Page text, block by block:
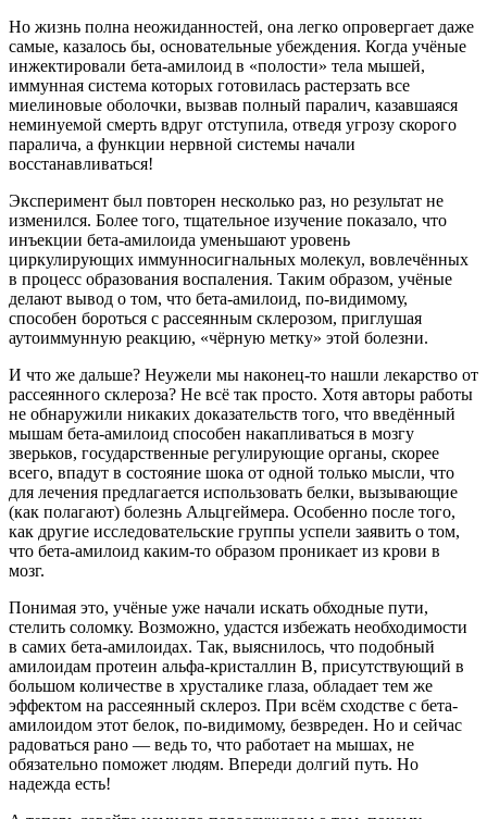
Но жизнь полна неожиданностей, она легко опровергает даже
самые, казалось бы, основательные убеждения. Когда учёные
инжектировали бета-амилоид в «полости» тела мышей,
иммунная система которых готовилась растерзать все
миелиновые оболочки, вызвав полный паралич, казавшаяся
неминуемой смерть вдруг отступила, отведя угрозу скорого
паралича, а функции нервной системы начали
восстанавливаться!
Эксперимент был повторен несколько раз, но результат не
изменился. Более того, тщательное изучение показало, что
инъекции бета-амилоида уменьшают уровень
циркулирующих иммунносигнальных молекул, вовлечённых
в процесс образования воспаления. Таким образом, учёные
делают вывод о том, что бета-амилоид, по-видимому,
способен бороться с рассеянным склерозом, приглушая
аутоиммунную реакцию, «чёрную метку» этой болезни.
И что же дальше? Неужели мы наконец-то нашли лекарство от
рассеянного склероза? Не всё так просто. Хотя авторы работы
не обнаружили никаких доказательств того, что введённый
мышам бета-амилоид способен накапливаться в мозгу
зверьков, государственные регулирующие органы, скорее
всего, впадут в состояние шока от одной только мысли, что
для лечения предлагается использовать белки, вызывающие
(как полагают) болезнь Альцгеймера. Особенно после того,
как другие исследовательские группы успели заявить о том,
что бета-амилоид каким-то образом проникает из крови в
мозг.
Понимая это, учёные уже начали искать обходные пути,
стелить соломку. Возможно, удастся избежать необходимости
в самих бета-амилоидах. Так, выяснилось, что подобный
амилоидам протеин альфа-кристаллин В, присутствующий в
большом количестве в хрусталике глаза, обладает тем же
эффектом на рассеянный склероз. При всём сходстве с бета-
амилоидом этот белок, по-видимому, безвреден. Но и сейчас
радоваться рано — ведь то, что работает на мышах, не
обязательно поможет людям. Впереди долгий путь. Но
надежда есть!